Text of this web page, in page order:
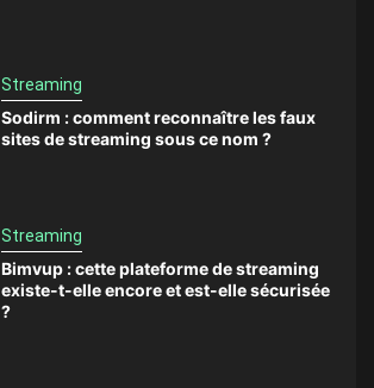
Streaming
Sodirm : comment reconnaître les faux
sites de streaming sous ce nom ?
Streaming
Bimvup : cette plateforme de streaming
existe-t-elle encore et est-elle sécurisée
?